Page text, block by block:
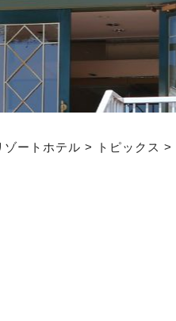
ゾートホテル > トピックス >